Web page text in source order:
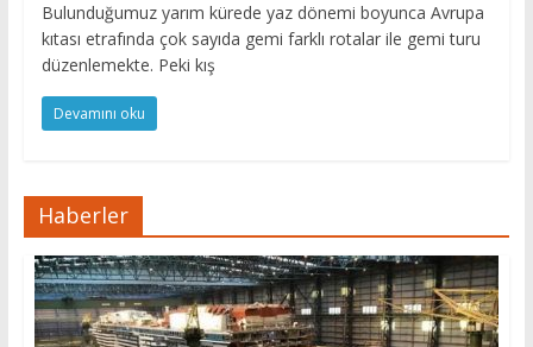
Bulunduğumuz yarım kürede yaz dönemi boyunca Avrupa
kıtası etrafında çok sayıda gemi farklı rotalar ile gemi turu
düzenlemekte. Peki kış
Devamını oku
Haberler